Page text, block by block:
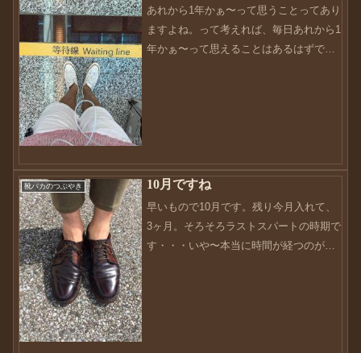
く、今後の人生を送...
あれから1年かぁ〜って思うことってあり
ますよね。って考えれば、毎日あれから1
年かぁ〜って思えることはあるはずで
靴バカのつぶやき 10月ですね
早いもので10月です。残り今月入れて、
3ヶ月。そろそろラストスパートの時期で
す・・・いや〜本当に時間が経つのが早